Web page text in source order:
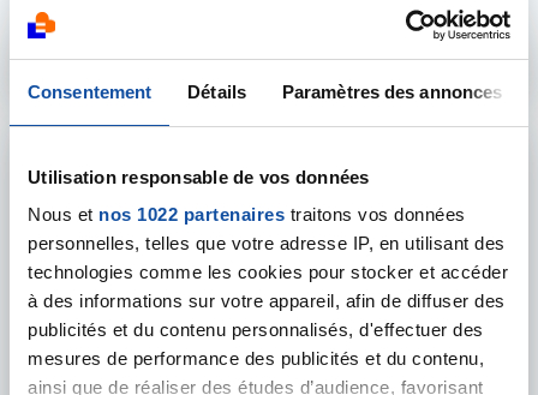
Consentement Détails Paramètres des annonces
Utilisation responsable de vos données
Nous et nos 1022 partenaires traitons vos données
personnelles, telles que votre adresse IP, en utilisant des
technologies comme les cookies pour stocker et accéder
à des informations sur votre appareil, afin de diffuser des
publicités et du contenu personnalisés, d'effectuer des
mesures de performance des publicités et du contenu,
ainsi que de réaliser des études d’audience, favorisant
En savoir plus